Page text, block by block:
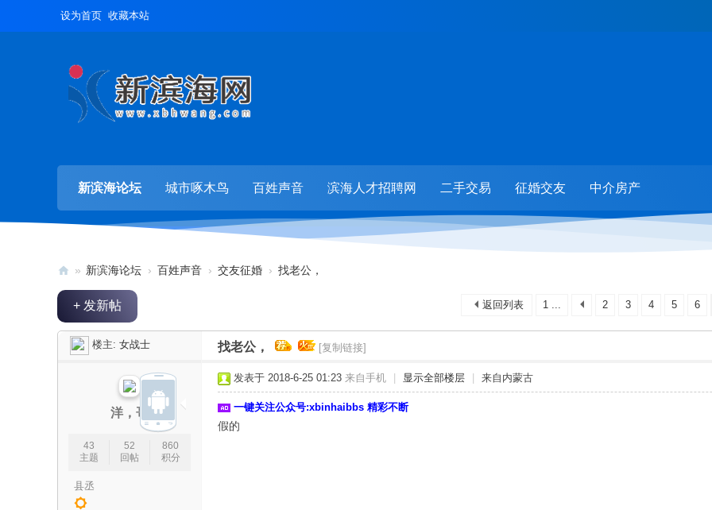
设为首页 收藏本站
新滨海论坛 城市啄木鸟 百姓声音 滨海人才招聘网 二手交易 征婚交友 中介房产
新
滨
» 新滨海论坛 › 百姓声音 › 交友征婚 › 找老公，
1 ... 2 3 4 5 6
返回列表
+ 发新帖
楼主: 女战士 找老公， [复制链接]
洋，哥
43
主题
52
回帖
860
积分
县丞
发表于 2018-6-25 01:23 来自手机 显示全部楼层 来自内蒙古
一键关注公众号:xbinhaibbs 精彩不断
假的